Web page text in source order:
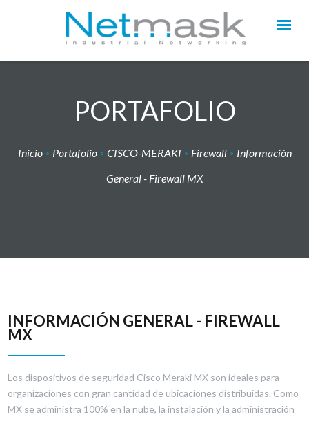
PORTAFOLIO
Inicio Portafolio CISCO-MERAKI Firewall
Información
General - Firewall MX
INFORMACIÓN GENERAL - FIREWALL
MX
Los dispositivos de seguridad Cisco Meraki MX son ideales para
organizaciones con gran cantidad de ubicaciones distribuidas. Como
MX se administra 100% en la nube, la instalación y la administración